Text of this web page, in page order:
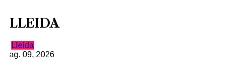
LLEIDA
Lleida
ag. 09, 2026